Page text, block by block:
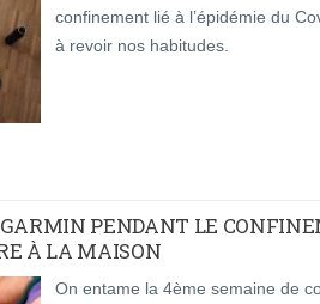
confinement lié à l’épidémie du
à revoir nos habitudes.
GARMIN PENDANT LE
À LA MAISON
On entame la 4ème semaine de